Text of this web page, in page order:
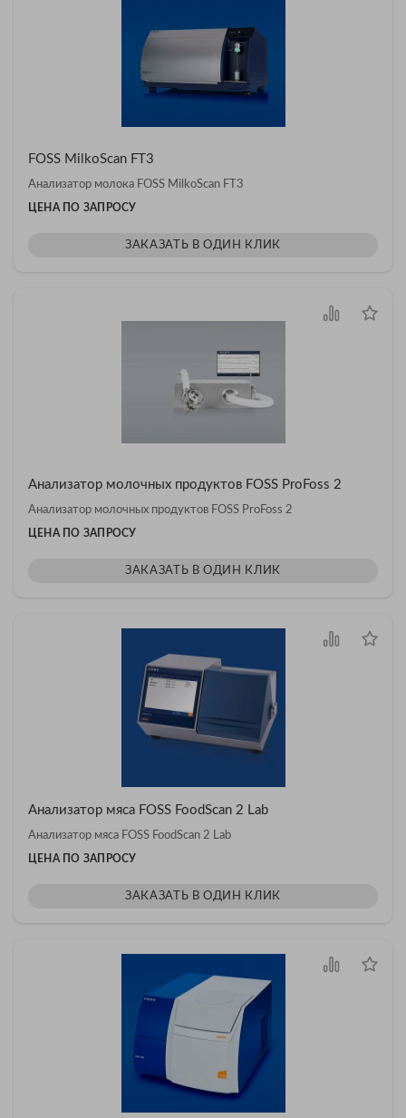
FOSS MilkoScan FT3
Анализатор молока FOSS MilkoScan FT3
ЦЕНА ПО ЗАПРОСУ
ЗАКАЗАТЬ В ОДИН КЛИК
Анализатор молочных продуктов FOSS ProFoss 2
Анализатор молочных продуктов FOSS ProFoss 2
ЦЕНА ПО ЗАПРОСУ
ЗАКАЗАТЬ В ОДИН КЛИК
Анализатор мяса FOSS FoodScan 2 ​Lab
Анализатор мяса FOSS FoodScan 2 ​Lab
ЦЕНА ПО ЗАПРОСУ
ЗАКАЗАТЬ В ОДИН КЛИК